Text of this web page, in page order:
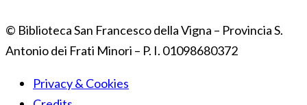
© Biblioteca San Francesco della Vigna – Provincia S.
Antonio dei Frati Minori – P. I. 01098680372
Privacy & Cookies